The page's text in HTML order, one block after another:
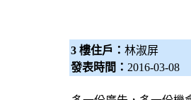
3 樓住戶： 林淑屏
發表時間： 2016-03-08